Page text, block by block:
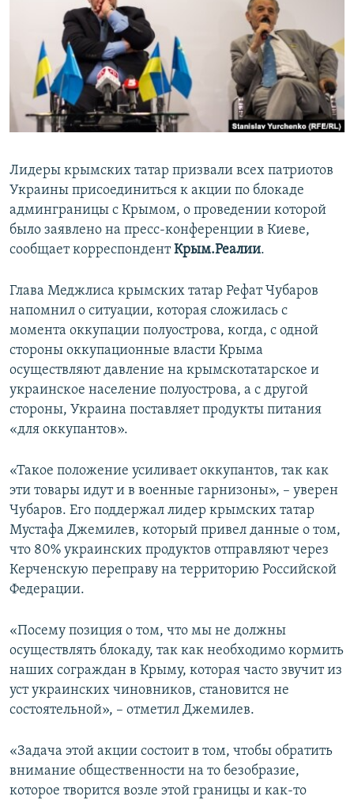
ПОБЕДИТЕЛЕЙ НЕ СУДЯТ?
КРЫМ.НЕПОКОРЕННЫЙ
ELIFBE
УКРАИНСКАЯ ПРОБЛЕМА КРЫМА
ПРИСОЕДИНЯЙТЕСЬ!
Все сайты RFE/RL
Лидеры крымских татар призвали всех патриотов
Украины присоединиться к акции по блокаде
админграницы с Крымом, о проведении которой
было заявлено на пресс-конференции в Киеве,
сообщает корреспондентКрым.Реалии.
Глава Меджлиса крымских татар Рефат Чубаров
напомнил о ситуации, которая сложилась с
момента оккупации полуострова, когда, с одной
стороны оккупационные власти Крыма
осуществляют давление на крымскотатарское и
украинское население полуострова, а с другой
стороны, Украина поставляет продукты питания
«для оккупантов».
«Такое положение усиливает оккупантов, так как
эти товары идут и в военные гарнизоны», – уверен
Чубаров. Его поддержал лидер крымских татар
Мустафа Джемилев, который привел данные о том,
что 80% украинских продуктов отправляют через
Керченскую переправу на территорию Российской
Федерации.
«Посему позиция о том, что мы не должны
осуществлять блокаду, так как необходимо кормить
наших сограждан в Крыму, которая часто звучит из
уст украинских чиновников, становится не
состоятельной», – отметил Джемилев.
«Задача этой акции состоит в том, чтобы обратить
внимание общественности на то безобразие,
которое творится возле этой границы и как-то